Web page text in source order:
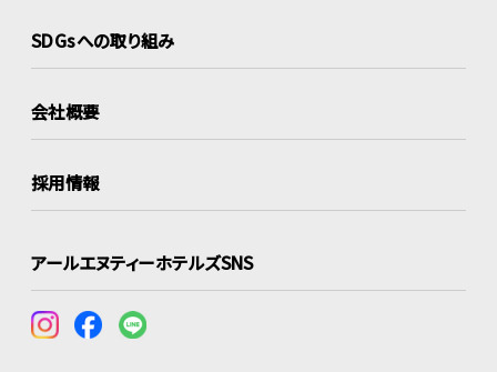
SDGsへの取り組み
会社概要
採用情報
アールエヌティーホテルズSNS